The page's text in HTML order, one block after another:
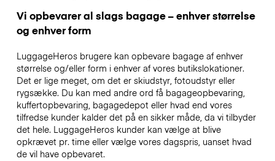
Vi opbevarer al slags bagage – enhver størrelse
og enhver form
LuggageHeros brugere kan opbevare bagage af enhver
størrelse og/eller form i enhver af vores butikslokationer.
Det er lige meget, om det er skiudstyr, fotoudstyr eller
rygsække. Du kan med andre ord få bagageopbevaring,
kuffertopbevaring, bagagedepot eller hvad end vores
tilfredse kunder kalder det på en sikker måde, da vi tilbyder
det hele. LuggageHeros kunder kan vælge at blive
opkrævet pr. time eller vælge vores dagspris, uanset hvad
de vil have opbevaret.